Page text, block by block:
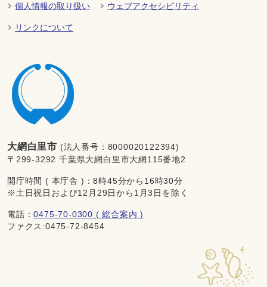
個人情報の取り扱い ウェブアクセシビリティ
リンクについて
大網白里市 (法人番号：8000020122394)
〒299-3292 千葉県大網白里市大網115番地2
開庁時間 ( 本庁舎 )：8時45分から16時30分
※土日祝日および12月29日から1月3日を除く
電話：0475-70-0300 ( 総合案内 )
ファクス:0475-72-8454